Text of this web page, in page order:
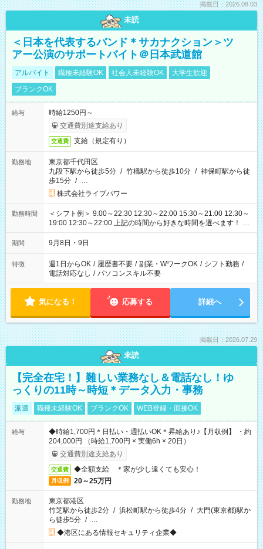
掲載日：2026.08.03
未読
＜日本を代表するバンド＊サカナクション＞ツ
アー公演のサポートバイト＠日本武道館
アルバイト 職種未経験OK 社会人未経験OK
大学生歓迎
ブランクOK
給与
時給1250円～
交通費別途支給あり
交通費 支給（規定有り）
勤務地
東京都千代田区
九段下駅から徒歩5分 / 竹橋駅から徒歩10分 / 神保町駅から徒
歩15分 / …
株式会社ライブパワー
勤務時間
＜シフト例＞ 9:00～22:30 12:30～22:00 15:30～21:00 12:30～
19:00 12:30～22:00 上記の時間から好きな時間を選べます！ ※
時間は変更となる可能性があります
期間 9月8日・9日
特徴 週1日からOK / 履歴書不要 / 副業・WワークOK / シフト勤務 /
電話対応なし / パソコンスキル不要
気になる！ 応募する 詳細へ
掲載日：2026.07.29
未読
【完全在宅！】難しい業務なし＆電話なし！ゆ
っくりの11時～時短＊データ入力・事務
派遣 職種未経験OK ブランクOK WEB登録・面接OK
給与
◆時給1,700円＊日払い・週払いOK＊昇給あり♪【月収例】 ・約
204,000円 （時給1,700円 × 実働6h × 20日）
交通費別途支給あり
交通費 ◆全額支給 ＊家が少し遠くても安心！
月収例 20～25万円
勤務地
東京都港区
竹芝駅から徒歩2分 / 浜松町駅から徒歩4分 / 大門(東京都)駅か
ら徒歩5分 / …
◆港区にある情報セキュリティ企業◆